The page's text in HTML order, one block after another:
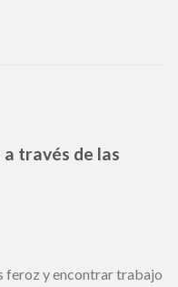
través de las
feroz y encontrar trabajo